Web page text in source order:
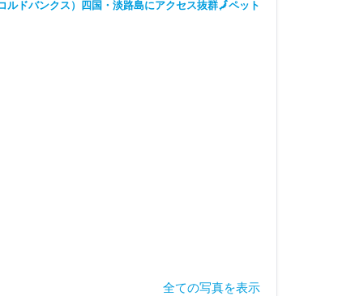
ドバンクス）四国・淡路島にアクセス抜群🗾ペット
全ての写真を表示